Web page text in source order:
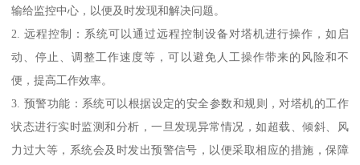
输给监控中心，以便及时发现和解决问题。
2. 远程控制：系统可以通过远程控制设备对塔机进行操作，如启
动、停止、调整工作速度等，可以避免人工操作带来的风险和不
便，提高工作效率。
3. 预警功能：系统可以根据设定的安全参数和规则，对塔机的工作
状态进行实时监测和分析，一旦发现异常情况，如超载、倾斜、风
力过大等，系统会及时发出预警信号，以便采取相应的措施，保障